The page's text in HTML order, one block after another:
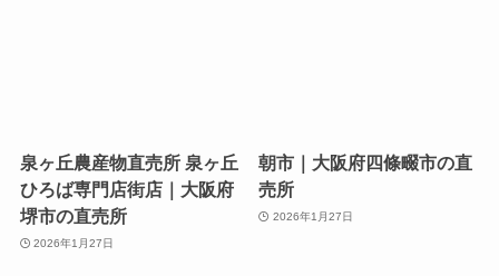
泉ヶ丘農産物直売所 泉ヶ丘
ひろば専門店街店｜大阪府
堺市の直売所
2026年1月27日
朝市｜大阪府四條畷市の直
売所
2026年1月27日